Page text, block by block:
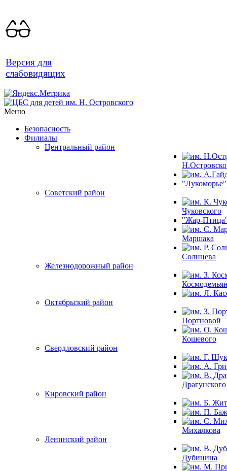
Версия для
слабовидящих
Меню
Безопасность
Филиалы
Центральный район
"Лукоморье"
Советский район
Чуковского
"Жар-
Маршака
Солнцева
Железнодорожный район
Октябрьский район
Портновой
Кошевого
Свердловский район
Драгунского
Кировский район
Михалкова
Ленинский район
Дубинина